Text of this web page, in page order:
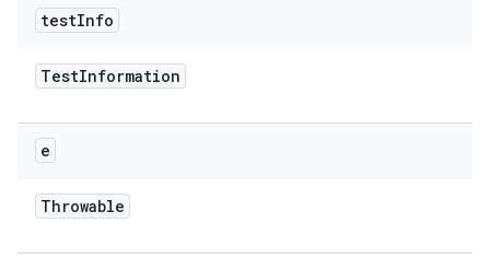
testInfo
TestInformation
e
Throwable